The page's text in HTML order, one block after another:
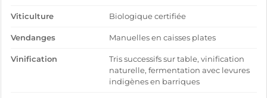
Viticulture Biologique certifiée
Vendanges Manuelles en caisses plates
Vinification
Tris successifs sur table, vinification
naturelle, fermentation avec levures
indigènes en barriques